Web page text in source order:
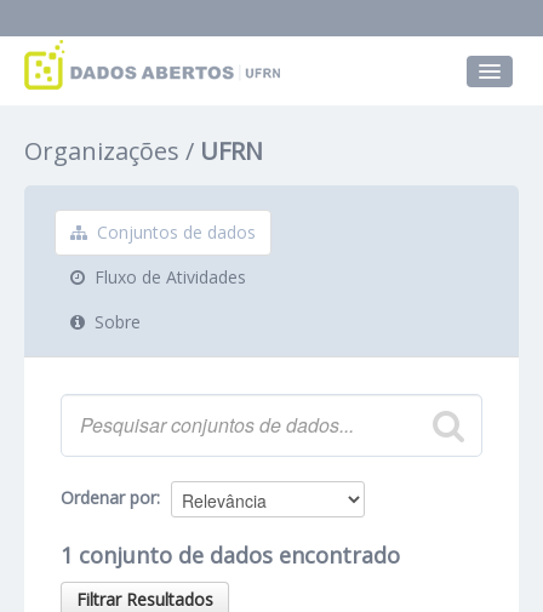
Grupos
Sobre
Organizações UFRN
Conjuntos de dados
Fluxo de Atividades
Sobre
Ordenar por
1 conjunto de dados encontrado
Filtrar Resultados